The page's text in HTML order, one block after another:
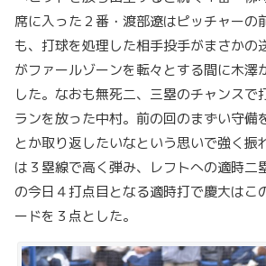
席に入った２番・渡部遼はピッチャーの
も、打球を処理した相手投手がまさかの
がファールゾーンを転々とする間に木澤
した。なおも無死二、三塁のチャンスで
ランを放った中村。前の回のまずい守備
とか取り返したいなという思いで強く振
は３塁線で高く弾み、レフトへの適時二
の今日４打点目となる適時打で慶大はこ
ードを３点とした。